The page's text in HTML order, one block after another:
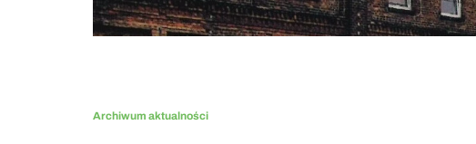
Archiwum aktualności